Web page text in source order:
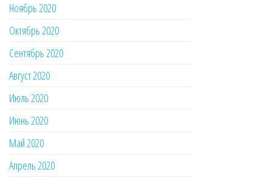
Ноябрь 2020
Октябрь 2020
Сентябрь 2020
Август 2020
Июль 2020
Июнь 2020
Май 2020
Апрель 2020